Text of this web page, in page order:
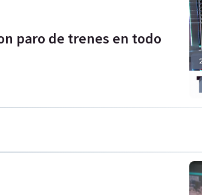
paro de trenes en todo